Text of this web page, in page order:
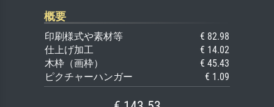
概要
印刷様式や素材等
€ 82.98
仕上げ加工
€ 14.02
木枠（画枠）
€ 45.43
ピクチャーハンガー
€ 1.09